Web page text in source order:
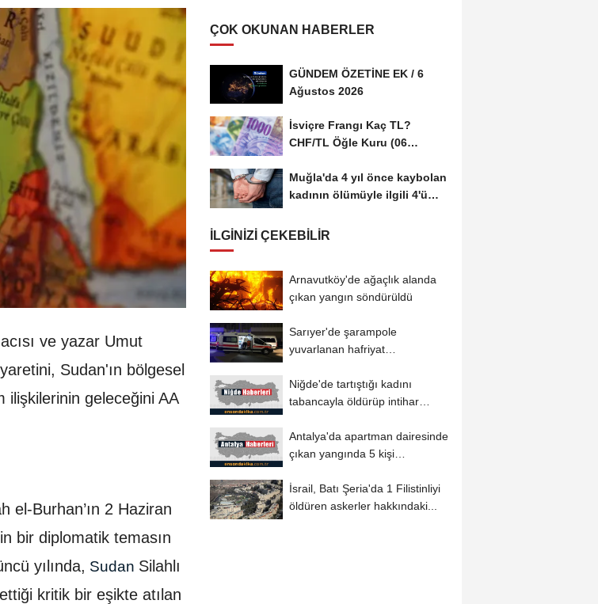
ve yazar Umut
Sudan'ın bölgesel
ilişkilerinin geleceğini AA
el-Burhan’ın 2 Haziran
bir diplomatik temasın
yılında, Sudan Silahlı
kritik bir eşikte atılan
ÇOK OKUNAN HABERLER
GÜNDEM ÖZETİNE EK / 6
Ağustos 2026
İsviçre Frangı Kaç TL?
CHF/TL Öğle Kuru (06
Muğla'da 4 yıl önce kaybolan
kadının ölümüyle ilgili 4'ü
İLGINIZI ÇEKEBILIR
Arnavutköy'de ağaçlık alanda
çıkan yangın söndürüldü
Sarıyer'de şarampole
yuvarlanan hafriyat
yaralandı
Niğde'de tartıştığı kadını
tabancayla öldürüp intihar
Antalya'da apartman dairesinde
çıkan yangında 5 kişi
İsrail, Batı Şeria'da 1 Filistinliyi
öldüren askerler hakkındaki...